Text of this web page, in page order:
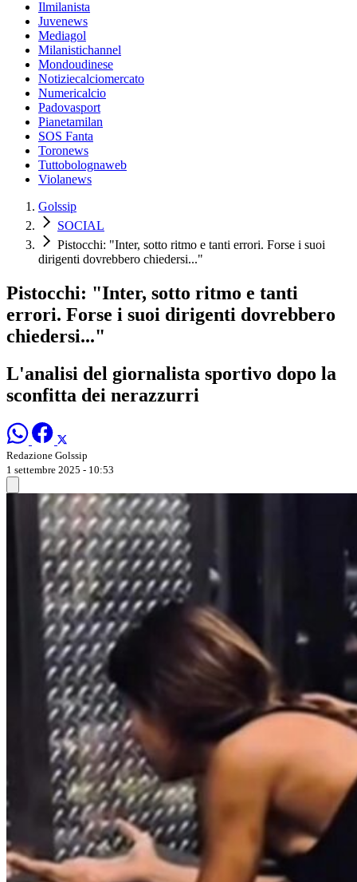
Ilmilanista
Juvenews
Mediagol
Milanistichannel
Mondoudinese
Notiziecalciomercato
Numericalcio
Padovasport
Pianetamilan
SOS Fanta
Toronews
Tuttobolognaweb
Violanews
Golssip
SOCIAL
Pistocchi: "Inter, sotto ritmo e tanti errori. Forse i suoi
dirigenti dovrebbero chiedersi..."
Pistocchi: "Inter, sotto ritmo e tanti
errori. Forse i suoi dirigenti dovrebbero
chiedersi..."
L'analisi del giornalista sportivo dopo la
sconfitta dei nerazzurri
Redazione Golssip
1 settembre 2025 - 10:53